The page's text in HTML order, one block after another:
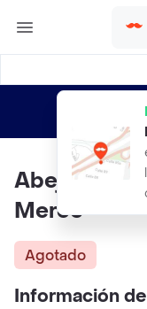
Abeja
Merce
Agotado
Información